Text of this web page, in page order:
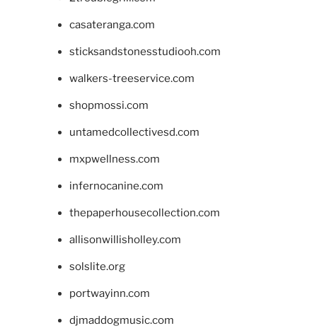
casateranga.com
sticksandstonesstudiooh.com
walkers-treeservice.com
shopmossi.com
untamedcollectivesd.com
mxpwellness.com
infernocanine.com
thepaperhousecollection.com
allisonwillisholley.com
solslite.org
portwayinn.com
djmaddogmusic.com